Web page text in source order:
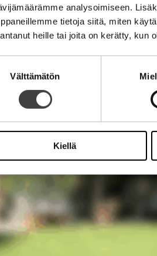
analysoimiseen.
tietoja siitä, miten
heille tai joita on kerätty, kun
Välttämätön
Kiellä